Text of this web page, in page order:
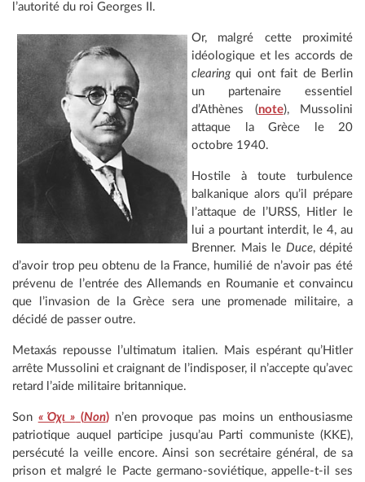
l’autorité du roi Georges II.
Or, malgré cette proximité
idéologique et les accords de
clearing qui ont fait de Berlin
un partenaire essentiel
d’Athènes (note), Mussolini
attaque la Grèce le 20
octobre 1940.
Hostile à toute turbulence
balkanique alors qu’il prépare
l’attaque de l’URSS, Hitler le
lui a pourtant interdit, le 4, au
Brenner. Mais le Duce, dépité
d’avoir trop peu obtenu de la France, humilié de n’avoir pas été
prévenu de l’entrée des Allemands en Roumanie et convaincu
que l’invasion de la Grèce sera une promenade militaire, a
décidé de passer outre.
Metaxás repousse l’ultimatum italien. Mais espérant qu’Hitler
arrête Mussolini et craignant de l’indisposer, il n’accepte qu’avec
retard l’aide militaire britannique.
Son « Όχι » (Non)n’en provoque pas moins un enthousiasme
patriotique auquel participe jusqu’au Parti communiste (KKE),
persécuté la veille encore. Ainsi son secrétaire général, de sa
prison et malgré le Pacte germano-soviétique, appelle-t-il ses